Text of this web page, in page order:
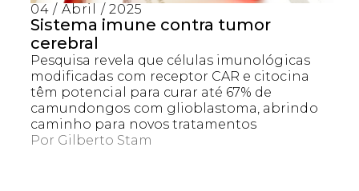
04 / Abril / 2025
Sistema imune contra tumor
cerebral
Pesquisa revela que células imunológicas
modificadas com receptor CAR e citocina
têm potencial para curar até 67% de
camundongos com glioblastoma, abrindo
caminho para novos tratamentos
Por Gilberto Stam